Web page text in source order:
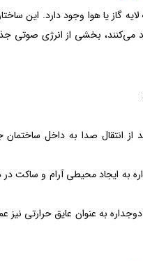
گاز یا هوا وجود دارد. این
می‌کنند، بخشی از انرژی
دوجداره می‌توانند تا ۵۰ درصد از انتقال
به ایجاد محیطی آرام و ساکت
به عنوان عایق حرارتی